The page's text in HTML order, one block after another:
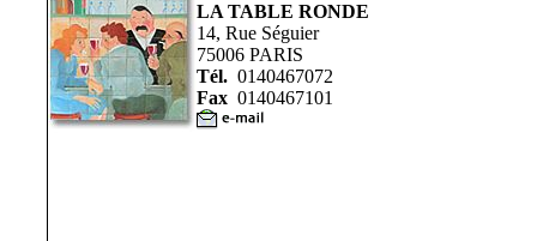
LA TABLE RONDE
14, Rue Séguier
75006 PARIS
Tél. 0140467072
Fax 0140467101